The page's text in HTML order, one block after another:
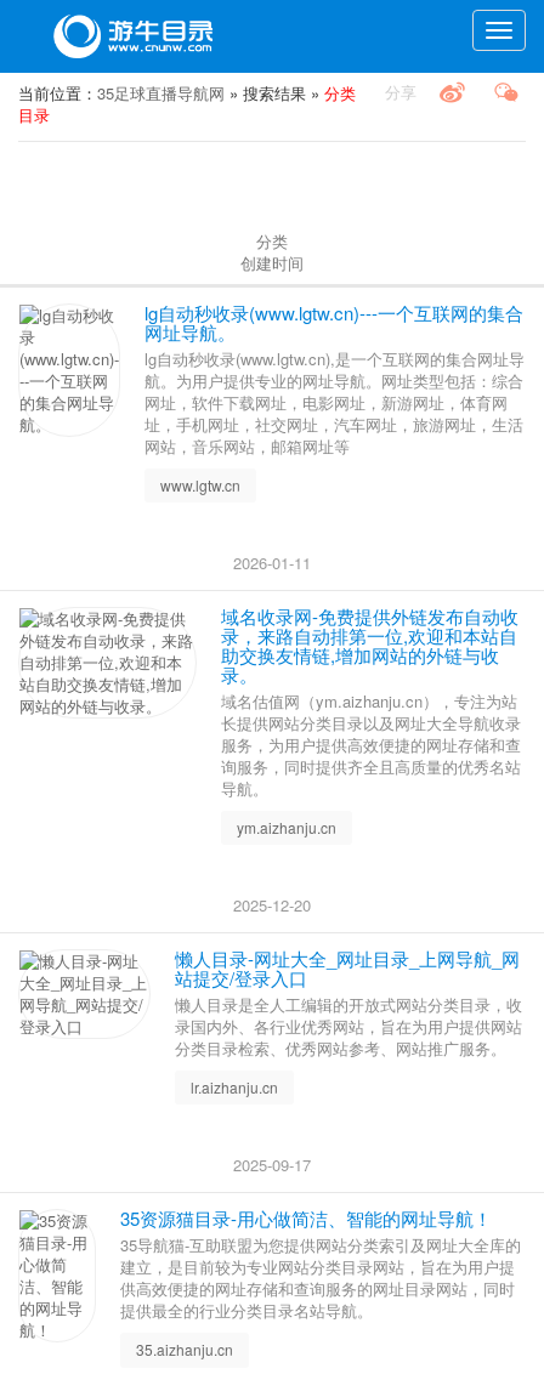
Toggle
分享
当前位置： 35足球直播导航网 » 搜索结果 » 分类
目录
分类
创建时间
lg自动秒收录(www.lgtw.cn)---一个互联网的集合
网址导航。
lg自动秒收录(www.lgtw.cn),是一个互联网的集合网址导
航。为用户提供专业的网址导航。网址类型包括：综合
网址，软件下载网址，电影网址，新游网址，体育网
址，手机网址，社交网址，汽车网址，旅游网址，生活
网站，音乐网站，邮箱网址等
www.lgtw.cn
2026-01-11
域名收录网-免费提供外链发布自动收
录，来路自动排第一位,欢迎和本站自
助交换友情链,增加网站的外链与收
录。
域名估值网（ym.aizhanju.cn），专注为站
长提供网站分类目录以及网址大全导航收录
服务，为用户提供高效便捷的网址存储和查
询服务，同时提供齐全且高质量的优秀名站
导航。
ym.aizhanju.cn
2025-12-20
懒人目录-网址大全_网址目录_上网导航_网
站提交/登录入口
懒人目录是全人工编辑的开放式网站分类目录，收
录国内外、各行业优秀网站，旨在为用户提供网站
分类目录检索、优秀网站参考、网站推广服务。
lr.aizhanju.cn
2025-09-17
35资源猫目录-用心做简洁、智能的网址导航！
35导航猫-互助联盟为您提供网站分类索引及网址大全库的
建立，是目前较为专业网站分类目录网站，旨在为用户提
供高效便捷的网址存储和查询服务的网址目录网站，同时
提供最全的行业分类目录名站导航。
35.aizhanju.cn